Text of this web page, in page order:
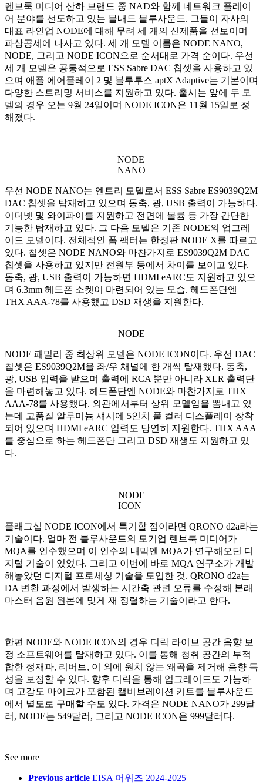
렌브룩 미디어 산하 브랜드 중 NAD와 함께 네트워크 플레이
어 분야를 선도하고 있는 블내드 블루사운드. 그들이 자사의
대표 라인업 NODE에 대해 무려 세 개의 신제품을 선보이며
파상공세에 나사고 있다. 세 개 모델 이름은 NODE NANO,
NODE, 그리고 NODE ICON으로 순서대로 가격 순이다. 우선
세 개 모델은 공통적으로 ESS Sabre DAC 칩셋을 사용하고 있
으며 애플 에어플레이 2 및 블루투스 aptX Adaptive는 기본이며
다양한 스트리밍 서비스를 지원하고 있다. 출시는 앞에 두 모
델의 경우 오는 9월 24일이며 NODE ICON은 11월 15일로 정
해졌다.
NODE
NANO
우선 NODE NANO는 엔트리 모델로서 ESS Sabre ES9039Q2M
DAC 칩셋을 탑재하고 있으며 동축, 광, USB 출력이 가능하다.
이더넷 및 와이파이를 지원하고 전면에 볼륨 등 가장 간단한
기능한 탑재하고 있다. 그 다음 모델은 기존 NODE의 업그레
이드 모델이다. 전체적인 폼 팩터는 한정판 NODE X를 따르고
있다. 칩셋은 NODE NANO와 마찬가지로 ES9039Q2M DAC
칩셋을 사용하고 있지만 전원부 등에서 차이를 보이고 있다.
동축, 광, USB 출력이 가능하면 HDMI eARC도 지원하고 있으
며 6.3mm 헤드폰 소켓이 마련되어 있는 모습. 헤드폰단엔
THX AAA-78를 사용했고 DSD 재생을 지원한다.
NODE
NODE 패밀리 중 최상위 모델은 NODE ICON이다. 우선 DAC
칩셋은 ES9039Q2M을 좌/우 채널에 한 개씩 탑재했다. 동축,
광, USB 입력을 받으며 출력에 RCA 뿐만 아니라 XLR 출력단
을 마련해놓고 있다. 헤드폰단엔 NODE와 마찬가지로 THX
AAA-78를 사용했다. 외관에서부터 상위 모델임을 뽐내고 있
는데 고품질 알루미늄 섀시에 5인치 풀 컬러 디스플레이 장착
되어 있으며 HDMI eARC 입력도 당연히 지원한다. THX AAA
를 중심으로 하는 헤드폰단 그리고 DSD 재생도 지원하고 있
다.
NODE
ICON
플래그십 NODE ICON에서 특기할 점이라면 QRONO d2a라는
기술이다. 얼마 전 블루사운드의 모기업 렌브룩 미디어가
MQA를 인수했으며 이 인수의 내막엔 MQA가 연구해오던 디
지털 기술이 있었다. 그리고 이번에 바로 MQA 연구소가 개발
해놓았던 디지털 프로세싱 기술을 도입한 것. QRONO d2a는
DA 변환 과정에서 발생하는 시간축 관련 오류를 수정해 본래
마스터 음원 원본에 맞게 재 정렬하는 기술이라고 한다.
한편 NODE와 NODE ICON의 경우 디락 라이브 공간 음향 보
정 소프트웨어를 탑재하고 있다. 이를 통해 청취 공간의 부적
합한 정재파, 리버브, 이 외에 원치 않는 왜곡을 제거해 음향 특
성을 보정할 수 있다. 향후 디락을 통해 업그레이드도 가능하
며 고감도 마이크가 포함된 캘비브레이션 키트를 블루사운드
에서 별도로 구매할 수도 있다. 가격은 NODE NANO가 299달
러, NODE는 549달러, 그리고 NODE ICON은 999달러다.
See more
Previous article EISA 어워즈 2024-2025